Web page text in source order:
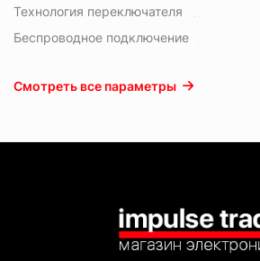
Технология переключателя
Беспроводное подключение
Смотреть все параметры